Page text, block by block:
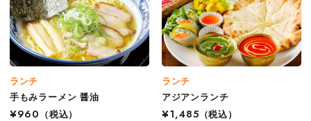
ランチ
手もみラーメン 醤油
¥960
（税込）
ランチ
アジアンランチ
¥1,485 （税込）